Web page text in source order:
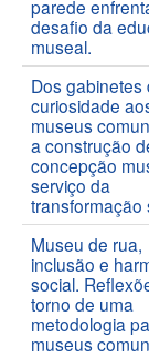
parede
desafio da
museal.
Dos gabinetes
curiosidade
museus
a construção
concepção
serviço da
transformação
Museu de rua,
inclusão e
social.
torno de uma
metodologia
museus